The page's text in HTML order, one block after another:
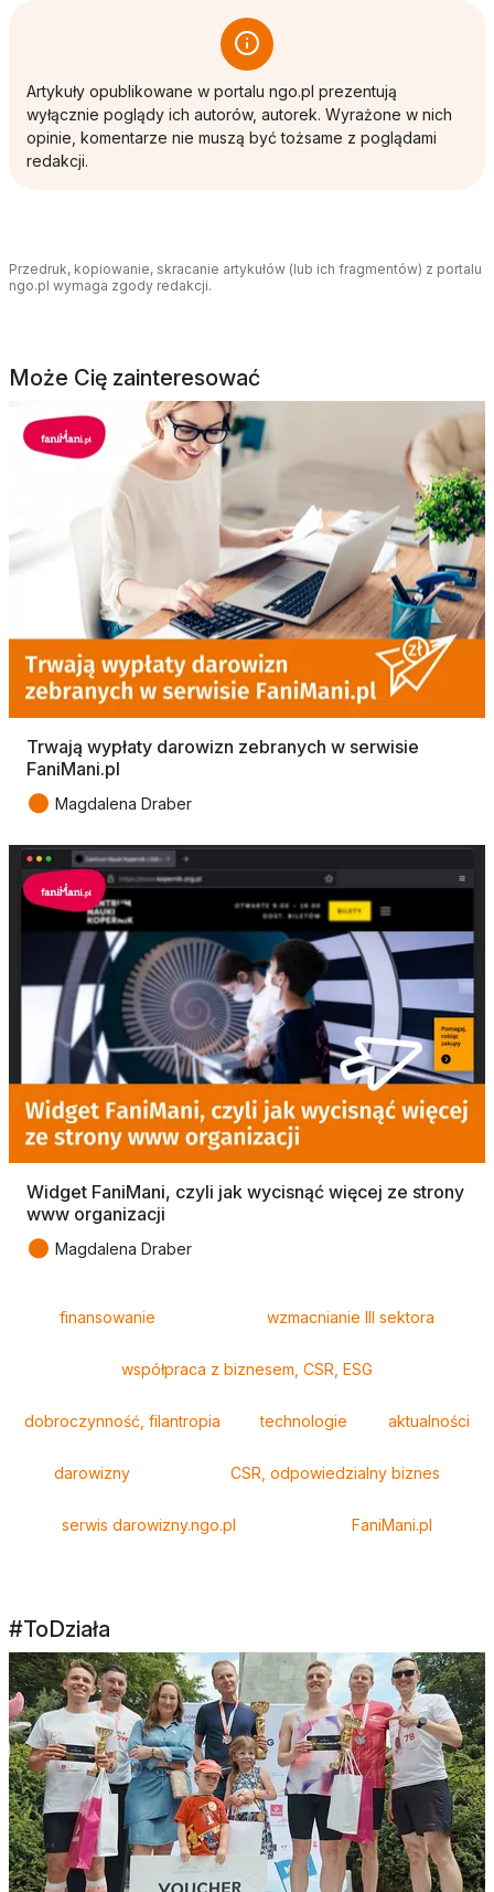
Artykuły opublikowane w portalu ngo.pl prezentują
wyłącznie poglądy ich autorów, autorek. Wyrażone w nich
opinie, komentarze nie muszą być tożsame z poglądami
redakcji.
Przedruk, kopiowanie, skracanie artykułów (lub ich fragmentów) z portalu
ngo.pl wymaga zgody redakcji.
Może Cię zainteresować
Trwają wypłaty darowizn zebranych w serwisie
FaniMani.pl
● Magdalena Draber
Widget FaniMani, czyli jak wycisnąć więcej ze strony
www organizacji
● Magdalena Draber
finansowanie wzmacnianie III sektora
współpraca z biznesem, CSR, ESG
dobroczynność, filantropia technologie aktualności
darowizny CSR, odpowiedzialny biznes
serwis darowizny.ngo.pl FaniMani.pl
#ToDziała